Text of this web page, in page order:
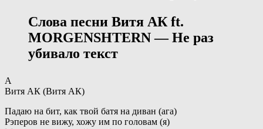
Слова песни Витя АК ft.
MORGENSHTERN — Не раз
убивало текст
А
Витя АК (Витя АК)
Падаю на бит, как твой батя на диван (ага)
Рэперов не вижу, хожу им по головам (я)